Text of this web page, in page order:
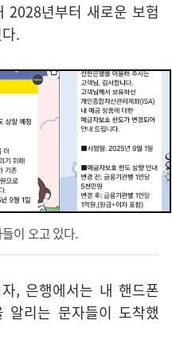
2028년부터 새로운 보험
.
이 오고 있다.
, 은행에서는 내 핸드폰
알리는 문자들이 도착했